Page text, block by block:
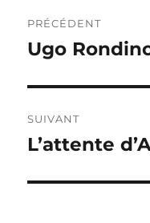
de
PRÉCÉDENT
Publication
Ugo
SUIVANT
Publication
L’attente